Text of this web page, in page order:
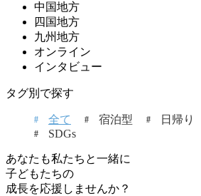
中国地方
四国地方
九州地方
オンライン
インタビュー
タグ別で探す
全て 宿泊型 日帰り
SDGs
あなたも私たちと一緒に
子どもたちの
成長を応援しませんか？